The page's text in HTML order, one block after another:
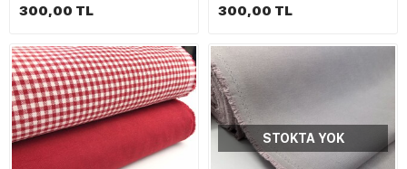
300,00 TL 300,00 TL
STOKTA YOK